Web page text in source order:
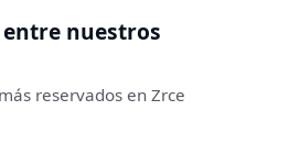
nuestros
reservados en Zrce